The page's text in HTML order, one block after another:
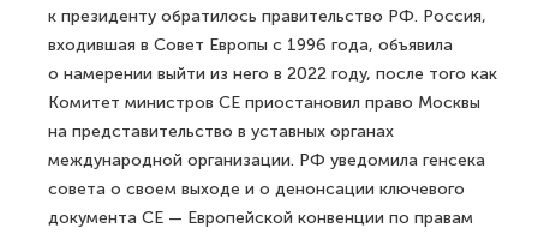
к президенту обратилось правительство РФ. Россия,
входившая в Совет Европы с 1996 года, объявила
о намерении выйти из него в 2022 году, после того как
Комитет министров СЕ приостановил право Москвы
на представительство в уставных органах
международной организации. РФ уведомила генсека
совета о своем выходе и о денонсации ключевого
документа СЕ — Европейской конвенции по правам